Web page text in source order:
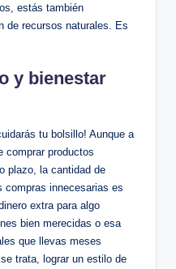
estás también
de recursos naturales. Es
y bienestar
tu bolsillo! Aunque a
comprar productos
plazo, la cantidad de
compras innecesarias es
extra para algo
bien merecidas o esa
que llevas meses
trata, lograr un estilo de